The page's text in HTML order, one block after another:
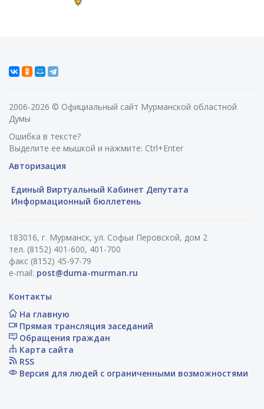
2006-2026 © Официальный сайт Мурманской областной
Думы
Ошибка в тексте?
Выделите ее мышкой и нажмите: Ctrl+Enter
Авторизация
Единый Виртуальный Кабинет Депутата
Информационный бюллетень
183016, г. Мурманск, ул. Софьи Перовской, дом 2
тел. (8152) 401-600, 401-700
факс (8152) 45-97-79
e-mail: post@duma-murman.ru
Контакты
На главную
Прямая трансляция заседаний
Обращения граждан
Карта сайта
RSS
Версия для людей с ограниченными возможностями